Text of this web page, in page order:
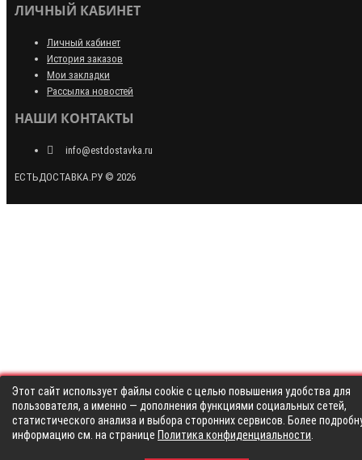
ЛИЧНЫЙ КАБИНЕТ
Личный кабинет
История заказов
Мои закладки
Рассылка новостей
НАШИ КОНТАКТЫ
info@estdostavka.ru
ЕСТЬДОСТАВКА.РУ © 2026
Этот сайт использует файлы cookie с целью повышения удобства для
пользователя, а именно — дополнения функциями социальных сетей,
статистического анализа и выбора сторонних сервисов. Более
информацию см. на странице Политика конфиденциальности